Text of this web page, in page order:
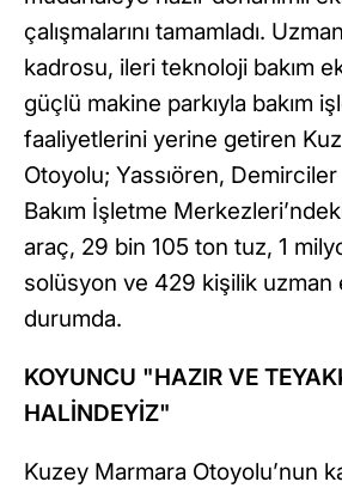
çalışmalarını tamamladı.
kadrosu, ileri teknoloji bakım
güçlü makine parkıyla bakım
faaliyetlerini yerine getiren
Otoyolu; Yassıören, Demirciler
Bakım İşletme
araç, 29 bin 105 ton tuz, 1
solüsyon ve 429 kişilik uzman
durumda.
KOYUNCU "HAZIR VE
HALİNDEYİZ"
Kuzey Marmara Otoyolu’nun